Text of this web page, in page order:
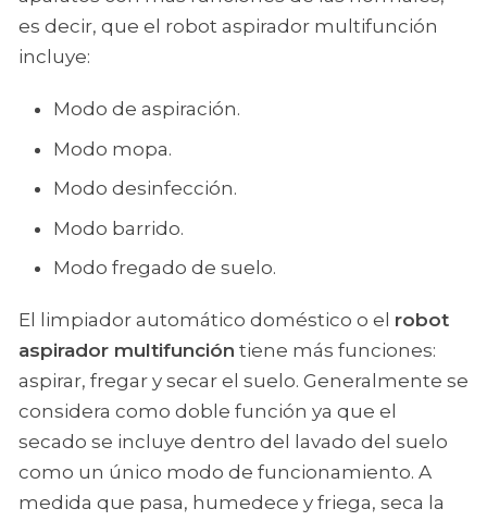
es decir, que el robot aspirador multifunción
incluye:
Modo de aspiración.
Modo mopa.
Modo desinfección.
Modo barrido.
Modo fregado de suelo.
El limpiador automático doméstico o el robot
aspirador multifunción tiene más funciones:
aspirar, fregar y secar el suelo. Generalmente se
considera como doble función ya que el
secado se incluye dentro del lavado del suelo
como un único modo de funcionamiento. A
medida que pasa, humedece y friega, seca la